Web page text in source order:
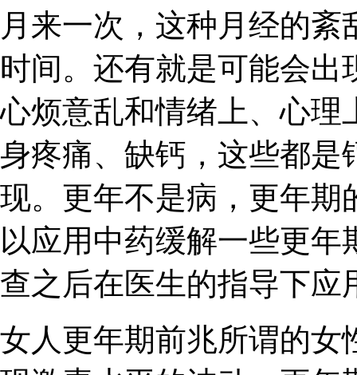
月来一次，这种月经的
时间。还有就是可能会
心烦意乱和情绪上、心理
身疼痛、缺钙，这些都是
现。更年不是病，更年期
以应用中药缓解一些更
查之后在医生的指导下应
女人更年期前兆所谓的女